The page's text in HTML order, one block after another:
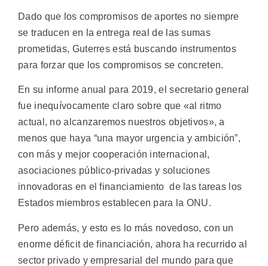
Dado que los compromisos de aportes no siempre
se traducen en la entrega real de las sumas
prometidas, Guterres está buscando instrumentos
para forzar que los compromisos se concreten.
En su informe anual para 2019, el secretario general
fue inequívocamente claro sobre que «al ritmo
actual, no alcanzaremos nuestros objetivos», a
menos que haya “una mayor urgencia y ambición”,
con más y mejor cooperación internacional,
asociaciones público-privadas y soluciones
innovadoras en el financiamiento de las tareas los
Estados miembros establecen para la ONU.
Pero además, y esto es lo más novedoso, con un
enorme déficit de financiación, ahora ha recurrido al
sector privado y empresarial del mundo para que